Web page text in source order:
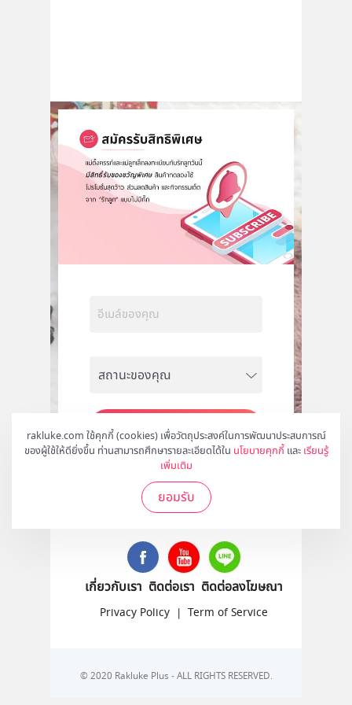
rakluke.com ใช้คุกกี้ (cookies) เพื่อวัตถุประสงค์ในการพัฒนาประสบการณ์
ของผู้ใช้ให้ดียิ่งขึ้น ท่านสามารถศึกษารายละเอียดได้ใน นโยบายคุกกี้ และ เรียนรู้
เพิ่มเติม
ยอมรับ
สมัคร
ติดตามเราได้ที่
เกี่ยวกับเรา ติดต่อเรา ติดต่อลงโฆษณา
Privacy Policy | Term of Service
© 2020 Rakluke Plus - ALL RIGHTS RESERVED.